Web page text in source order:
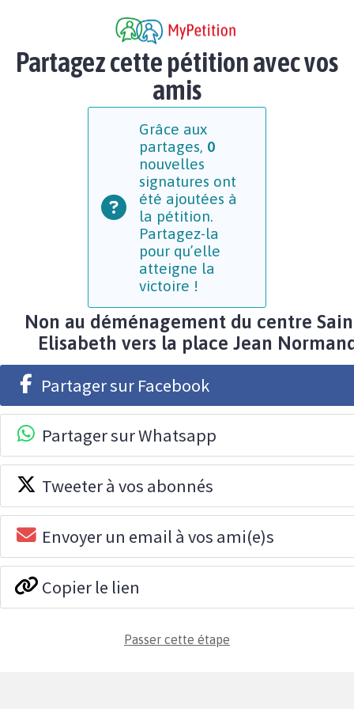
Partagez cette pétition avec vos
amis
Grâce aux
partages, 0
nouvelles
signatures ont
été ajoutées à
la pétition.
Partagez-la
pour qu’elle
atteigne la
victoire !
Non au déménagement du centre
Elisabeth vers la place Jean
Partager sur Facebook
Partager sur Whatsapp
Tweeter à vos abonnés
Envoyer un email à vos ami(e)s
Copier le lien
Passer cette étape